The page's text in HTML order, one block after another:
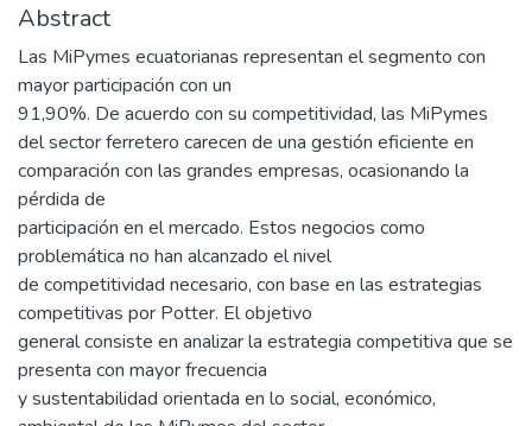
Abstract
Las MiPymes ecuatorianas representan el segmento con
mayor participación con un
91,90%. De acuerdo con su competitividad, las MiPymes
del sector ferretero carecen de una gestión eficiente en
comparación con las grandes empresas, ocasionando la
pérdida de
participación en el mercado. Estos negocios como
problemática no han alcanzado el nivel
de competitividad necesario, con base en las estrategias
competitivas por Potter. El objetivo
general consiste en analizar la estrategia competitiva que se
presenta con mayor frecuencia
y sustentabilidad orientada en lo social, económico,